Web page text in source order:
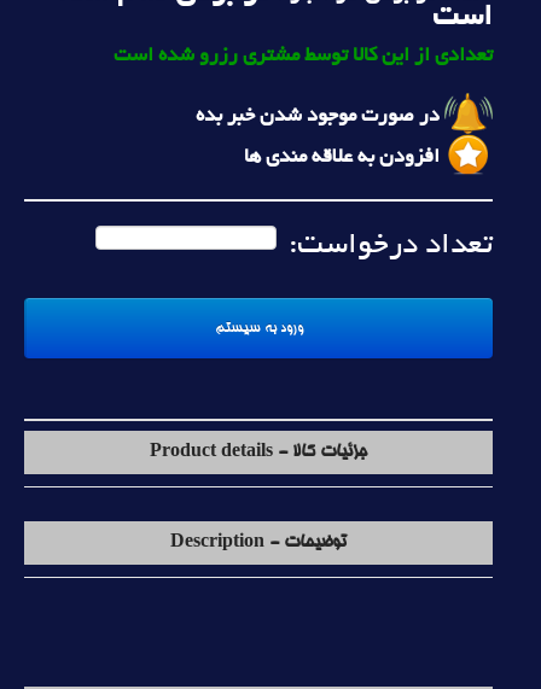
است
تعدادی از این کالا توسط مشتری رزرو شده است
در صورت موجود شدن خبر بده
افزودن به علاقه مندی ها
تعداد درخواست:
جزئیات کالا - Product details
توضیحات - Description